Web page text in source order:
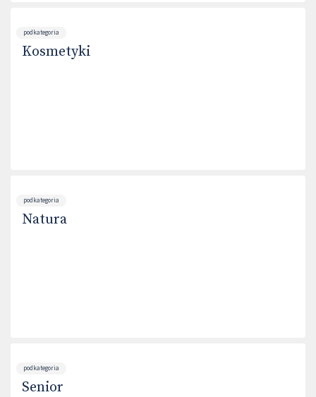
podkategoria
Kosmetyki
podkategoria
Natura
podkategoria
Senior